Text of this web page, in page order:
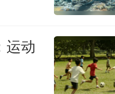
缺资源占有。
暑期出游消费
转向“价值优先”
运动